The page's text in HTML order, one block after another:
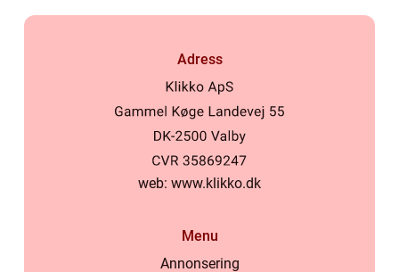
Adress
web: www.klikko.dk
Menu
Annonsering